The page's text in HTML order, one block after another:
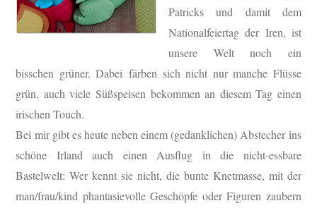
Patricks und damit dem
Nationalfeiertag der Iren, ist
unsere Welt noch ein
bisschen grüner. Dabei färben sich nicht nur manche Flüsse
grün, auch viele Süßspeisen bekommen an diesem Tag einen
irischen Touch.
Bei mir gibt es heute neben einem (gedanklichen) Abstecher ins
schöne Irland auch einen Ausflug in die nicht-essbare
Bastelwelt: Wer kennt sie nicht, die bunte Knetmasse, mit der
man/frau/kind phantasievolle Geschöpfe oder Figuren zaubern